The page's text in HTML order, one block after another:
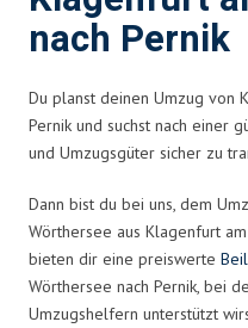
nach Pernik
Du planst deinen Umzug von
Pernik und suchst nach einer
und Umzugsgüter sicher zu
Dann bist du bei uns, dem
Wörthersee aus Klagenfurt
bieten dir eine preiswerte
Wörthersee nach Pernik, bei
Umzugshelfern unterstützt